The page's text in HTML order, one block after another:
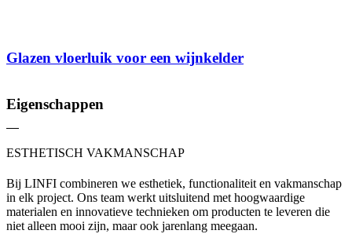
Glazen vloerluik voor een wijnkelder
Eigenschappen
ESTHETISCH VAKMANSCHAP
Bij LINFI combineren we esthetiek, functionaliteit en vakmanschap
in elk project. Ons team werkt uitsluitend met hoogwaardige
materialen en innovatieve technieken om producten te leveren die
niet alleen mooi zijn, maar ook jarenlang meegaan.